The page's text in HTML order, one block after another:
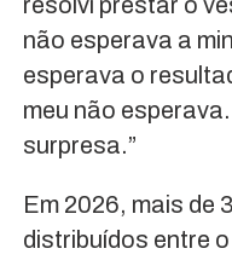
não esperava a
esperava o
meu não
surpresa.”
Em 2026, mais de
distribuídos entre